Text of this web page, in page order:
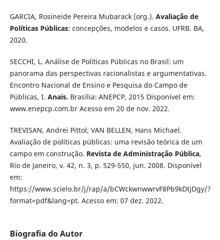
GARCIA, Rosineide Pereira Mubarack (org.). Avaliação de
Políticas Públicas: concepções, modelos e casos. UFRB. BA,
2020.
SECCHI, L. Análise de Políticas Públicas no Brasil: um
panorama das perspectivas racionalistas e argumentativas.
Encontro Nacional de Ensino e Pesquisa do Campo de
Públicas, I. Anais. Brasília: ANEPCP, 2015 Disponível em:
www.enepcp.com.br Acesso em 20 de nov. 2022.
TREVISAN, Andrei Pittol; VAN BELLEN, Hans Michael.
Avaliação de políticas públicas: uma revisão teórica de um
campo em construção. Revista de Administração Pública,
Rio de Janeiro, v. 42, n. 3, p. 529-550, jun. 2008. Disponível
em:
https://www.scielo.br/j/rap/a/bCWckwnwwrvF8Pb9kDtjDgy/?
format=pdf&lang=pt. Acesso em: 07 dez. 2022.
Biografia do Autor